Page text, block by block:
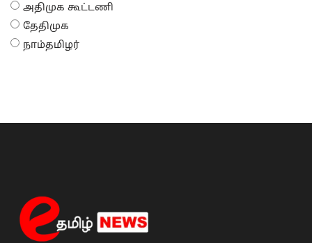
அதிமுக கூட்டணி
தேதிமுக
நாம்தமிழர்